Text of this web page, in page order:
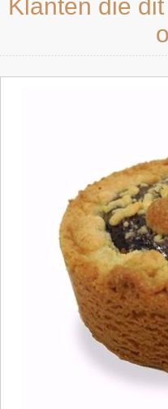
Klanten die